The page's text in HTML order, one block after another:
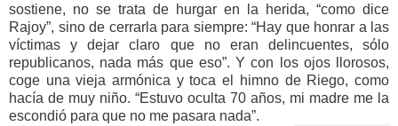
sostiene, no se trata de hurgar en la herida, “como dice
Rajoy”, sino de cerrarla para siempre: “Hay que honrar a las
víctimas y dejar claro que no eran delincuentes, sólo
republicanos, nada más que eso”. Y con los ojos llorosos,
coge una vieja armónica y toca el himno de Riego, como
hacía de muy niño. “Estuvo oculta 70 años, mi madre me la
escondió para que no me pasara nada”.